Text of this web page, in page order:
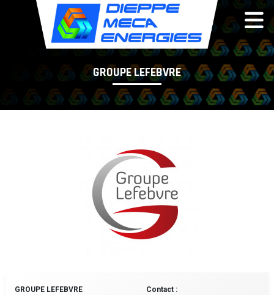
GROUPE LEFEBVRE
GROUPE LEFEBVRE
Contact :
Panneau de gestion des cookies